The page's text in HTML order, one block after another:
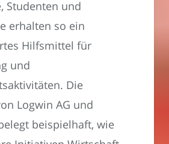
Studenten und
erhalten so ein
Hilfsmittel für
und
Die
Logwin AG und
beispielhaft, wie